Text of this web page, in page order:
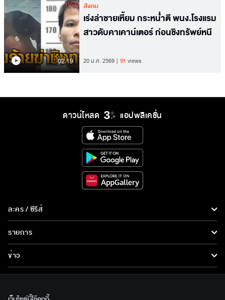
02.19
สังคม
เร่งล่าชายเหี้ยม กระหน่ำตี พนง.โรงแรม
สาวดับคาเคาน์เตอร์ ก่อนชิงทรัพย์หนี
20 ม.ค. 2569 91 views
ดาวน์โหลด แอปพลิเคชั่น
ละคร / ซีรีส์
ซีรีส์นานาชาติ
การ์ตูน & เกม
รายการ
ข่าว
ทีวีออนไลน์